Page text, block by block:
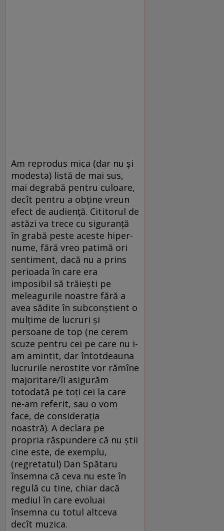
Am reprodus mica (dar nu şi
modesta) listă de mai sus,
mai degrabă pentru culoare,
decît pentru a obţine vreun
efect de audienţă. Cititorul de
astăzi va trece cu siguranţă
în grabă peste aceste hiper-
nume, fără vreo patimă ori
sentiment, dacă nu a prins
perioada în care era
imposibil să trăieşti pe
meleagurile noastre fără a
avea sădite în subconştient o
mulţime de lucruri şi
persoane de top (ne cerem
scuze pentru cei pe care nu i-
am amintit, dar întotdeauna
lucrurile nerostite vor rămîne
majoritare/îi asigurăm
totodată pe toţi cei la care
ne-am referit, sau o vom
face, de consideraţia
noastră). A declara pe
propria răspundere că nu ştii
cine este, de exemplu,
(regretatul) Dan Spătaru
însemna că ceva nu este în
regulă cu tine, chiar dacă
mediul în care evoluai
însemna cu totul altceva
decît muzica.